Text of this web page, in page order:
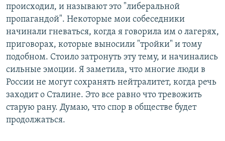
происходил, и называют это "либеральной
пропагандой". Некоторые мои собеседники
начинали гневаться, когда я говорила им о лагерях,
приговорах, которые выносили "тройки" и тому
подобном. Стоило затронуть эту тему, и начинались
сильные эмоции. Я заметила, что многие люди в
России не могут сохранять нейтралитет, когда речь
заходит о Сталине. Это все равно что тревожить
старую рану. Думаю, что спор в обществе будет
продолжаться.